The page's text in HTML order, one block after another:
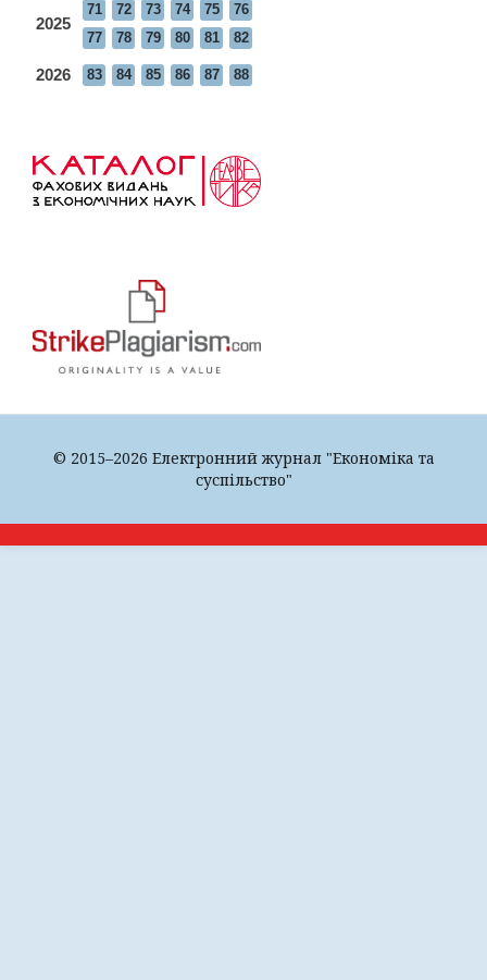
2025
71 72 73 74 75
76
77
78 79 80 81 82
2026 83 84 85 86 87 88
© 2015–2026 Електронний журнал "Економіка та
суспільство"